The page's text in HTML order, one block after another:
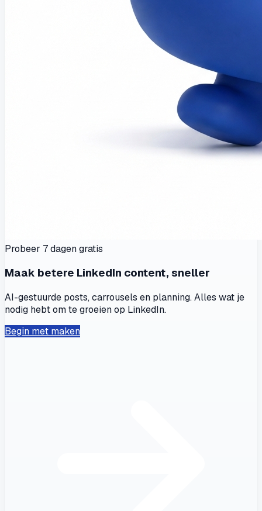
Probeer 7 dagen gratis
Maak betere LinkedIn content, sneller
AI-gestuurde posts, carrousels en planning. Alles wat je
nodig hebt om te groeien op LinkedIn.
Begin met maken